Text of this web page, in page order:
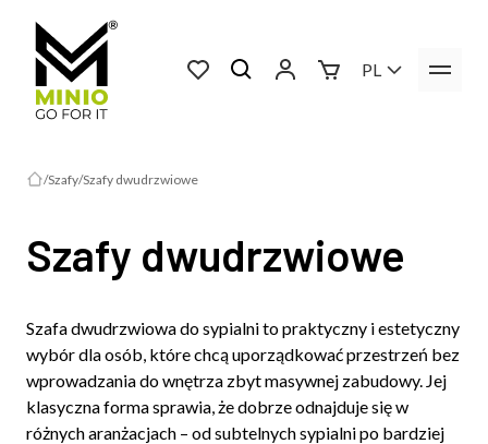
PL
Szafy Szafy dwudrzwiowe
Szafy dwudrzwiowe
Szafa dwudrzwiowa do sypialni to praktyczny i estetyczny
wybór dla osób, które chcą uporządkować przestrzeń bez
wprowadzania do wnętrza zbyt masywnej zabudowy. Jej
klasyczna forma sprawia, że dobrze odnajduje się w
różnych aranżacjach – od subtelnych sypialni po bardziej